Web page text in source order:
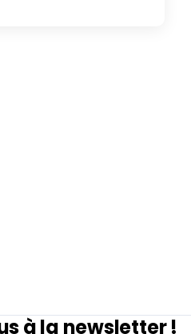
à la newsletter !